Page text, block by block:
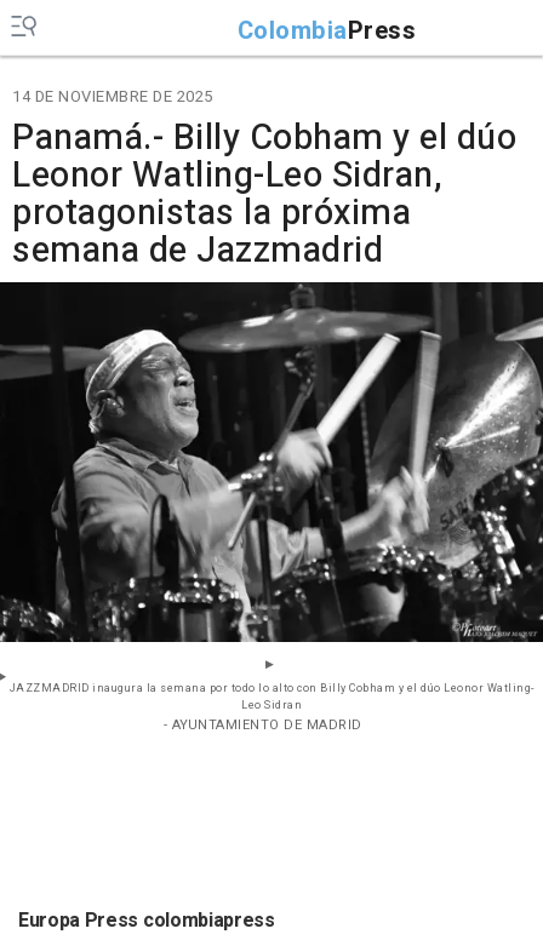
ColombiaPress
14 DE NOVIEMBRE DE 2025
Panamá.- Billy Cobham y el dúo
Leonor Watling-Leo Sidran,
protagonistas la próxima
semana de Jazzmadrid
JAZZMADRID inaugura la semana por todo lo alto con Billy Cobham y el dúo Leonor Watling-
Leo Sidran
- AYUNTAMIENTO DE MADRID
Europa Press colombiapress